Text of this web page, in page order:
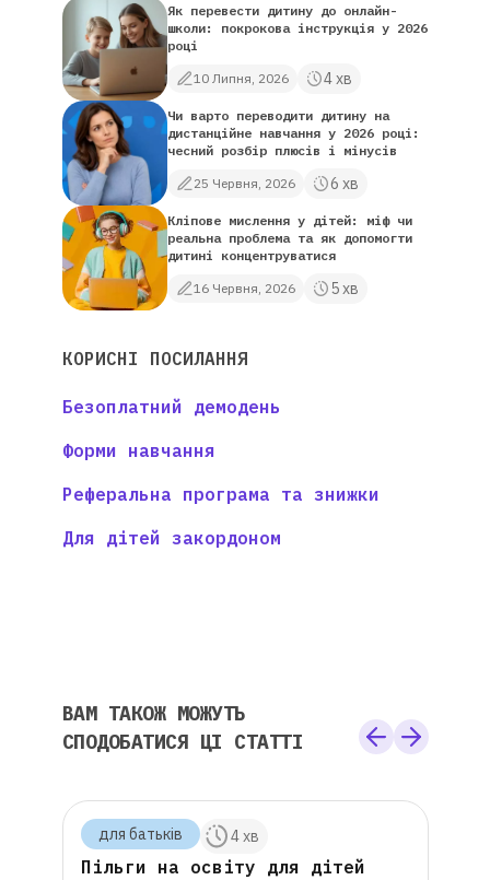
Як перевести дитину до онлайн-
школи: покрокова інструкція у 2026
році
10 Липня, 2026
4 хв
Чи варто переводити дитину на
дистанційне навчання у 2026 році:
чесний розбір плюсів і мінусів
25 Червня, 2026
6 хв
Кліпове мислення у дітей: міф чи
реальна проблема та як допомогти
дитині концентруватися
16 Червня, 2026
5 хв
КОРИСНІ ПОСИЛАННЯ
Безоплатний демодень
Форми навчання
Реферальна програма та знижки
Для дітей закордоном
ВАМ ТАКОЖ МОЖУТЬ
СПОДОБАТИСЯ ЦІ СТАТТІ
для батькiв 4 хв
Пільги на освіту для дітей